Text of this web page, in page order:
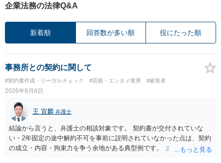
企業法務の法律Q&A
新着順 回答数が多い順 役にたった順
事務所との契約に関して
#契約書作成・リーガルチェック #芸能・エンタメ業界 #被害者
2026年8月6日
王 宣麟 弁護士
結論から言うと、弁護士の相談対象です。 契約書が交付されていな
い・2年固定の途中解約不可を事前に説明されていなかった点は、契約
の成立・内容・拘束力を争う余地がある典型例です。 まずは、運営と